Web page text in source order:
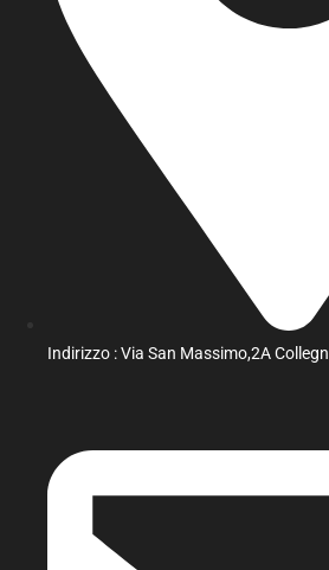
Indirizzo : Via San Massimo,2A